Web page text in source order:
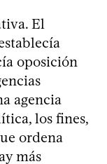
El
oposición
agencia
los fines,
ordena
más